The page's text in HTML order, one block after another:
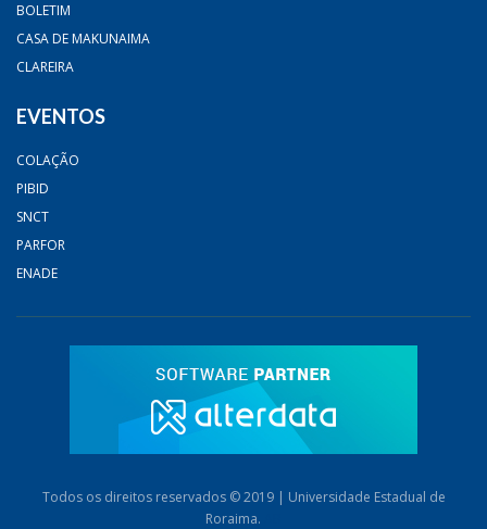
BOLETIM
CASA DE MAKUNAIMA
CLAREIRA
EVENTOS
COLAÇÃO
PIBID
SNCT
PARFOR
ENADE
Todos os direitos reservados © 2019 | Universidade Estadual de
Roraima.